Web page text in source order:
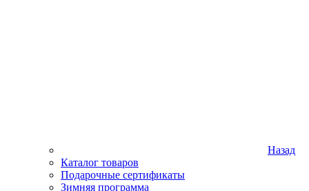
Назад
Каталог товаров
Подарочные сертификаты
Зимняя программа